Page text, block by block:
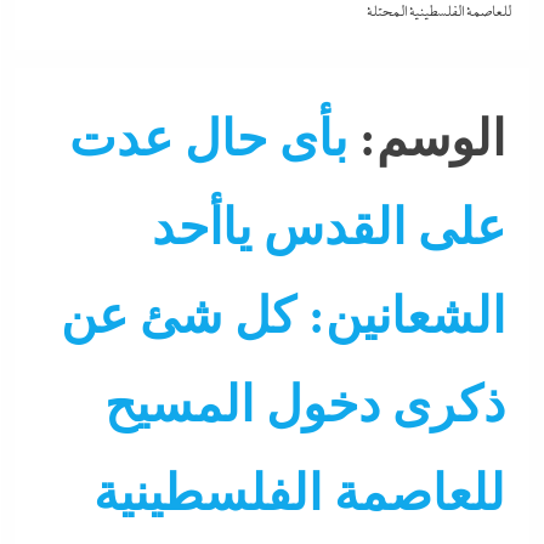
للعاصمة الفلسطينية المحتلة
الوسم: بأى حال عدت
على القدس ياأحد
الشعانين: كل شئ عن
ذكرى دخول المسيح
للعاصمة الفلسطينية